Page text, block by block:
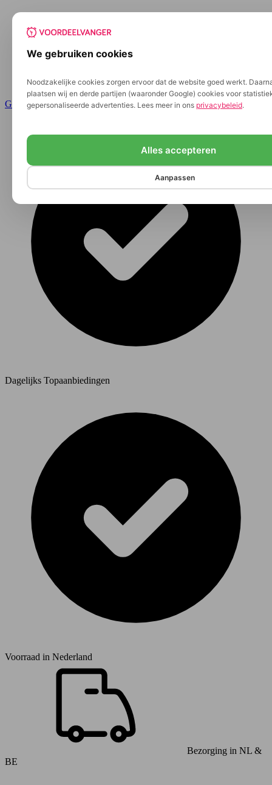
We gebruiken cookies
Noodzakelijke cookies zorgen ervoor dat de website goed werkt.
plaatsen wij en derde partijen (waaronder Google) cookies voor
gepersonaliseerde advertenties. Lees meer in ons privacybeleid.
Alles accepteren
Aanpassen
Ga naar de inhoud
Dagelijks Topaanbiedingen
Voorraad in Nederland
Bezorging in NL &
BE